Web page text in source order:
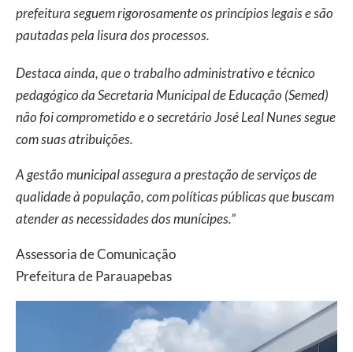
prefeitura seguem rigorosamente os princípios legais e são
pautadas pela lisura dos processos.
Destaca ainda, que o trabalho administrativo e técnico
pedagógico da Secretaria Municipal de Educação (Semed)
não foi comprometido e o secretário José Leal Nunes segue
com suas atribuições.
A gestão municipal assegura a prestação de serviços de
qualidade à população, com políticas públicas que buscam
atender as necessidades dos munícipes.”
Assessoria de Comunicação
Prefeitura de Parauapebas